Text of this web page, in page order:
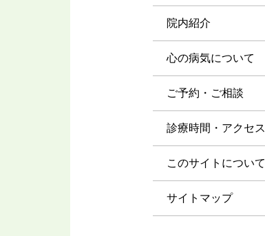
院内紹介
心の病気について
ご予約・ご相談
診療時間・アクセス
このサイトについて
サイトマップ